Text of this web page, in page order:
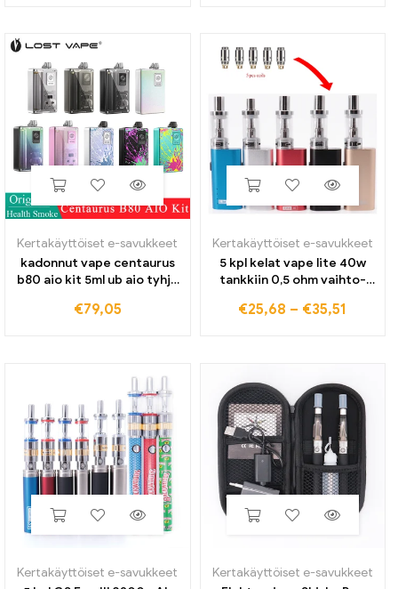
Kertakäyttöiset e-savukkeet
kadonnut vape centaurus
b80 aio kit 5ml ub aio tyhjä
UB Ultra Coil sähkösavuke
€79,05
Kertakäyttöiset e-savukkeet
5 kpl kelat vape lite 40w
tankkiin 0,5 ohm vaihto-
elektroninen savukepää
€25,68 – €35,51
Kertakäyttöiset e-savukkeet
Kertakäyttöiset e-savukkeet